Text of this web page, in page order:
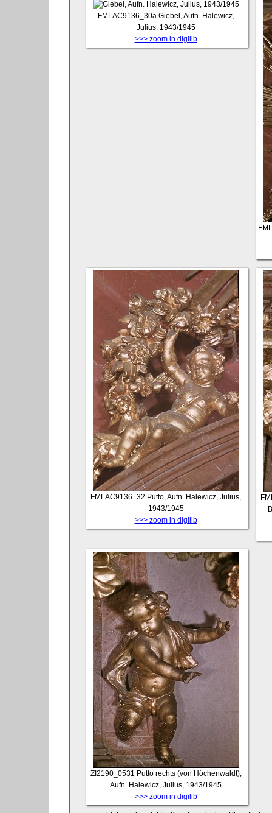
FMLAC9136_30a Giebel, Aufn. Halewicz,
Julius, 1943/1945
>>> zoom in digilib
FMLAC9136_32 Putto, Aufn. Halewicz, Julius,
1943/1945
>>> zoom in digilib
ZI2190_0531 Putto rechts (von Höchenwaldt),
Aufn. Halewicz, Julius, 1943/1945
>>> zoom in digilib